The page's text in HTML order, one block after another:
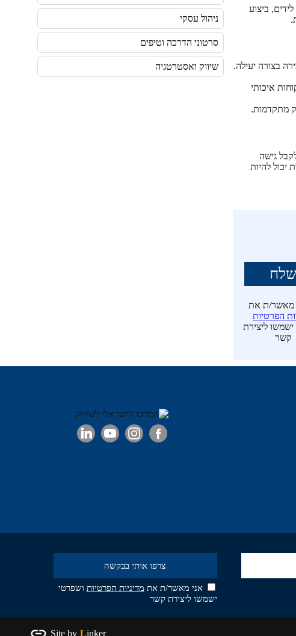
ביצוע
בצורה יעילה.
איכותי
מתקדמות.
גישה
יכול להיות
מאשר/ת את
הפרטיות
ליצירת
קשר
ניהול עסקי
סרטוני הדרכה וטיפים
שיווק ואסטרטגיה
אני מאשר/ת את מדיניות הפרטיות ושפרטי
ישמשו ליצירת קשר
Site by Linker